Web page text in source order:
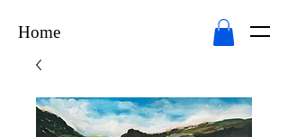
Home